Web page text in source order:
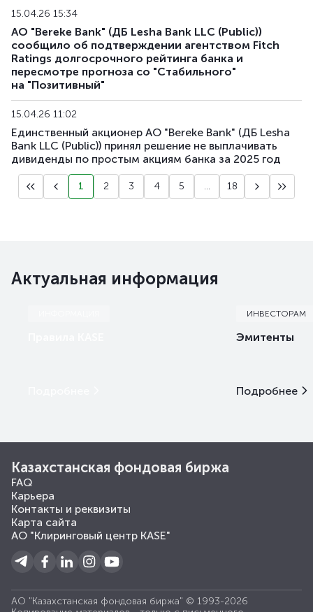
15.04.26 15:34
АО "Bereke Bank" (ДБ Lesha Bank LLC (Public))
сообщило об подтверждении агентством Fitch
Ratings долгосрочного рейтинга банка и
пересмотре прогноза со "Стабильного"
на "Позитивный"
15.04.26 11:02
Единственный акционер АО "Bereke Bank" (ДБ Lesha
Bank LLC (Public)) принял решение не выплачивать
дивиденды по простым акциям банка за 2025 год
1 2 3 4 5 ... 18
Актуальная информация
ИНВЕСТОРАМ
Эмитенты
Подробнее
Казахстанская фондовая биржа
FAQ
Карьера
Контакты и реквизиты
Карта сайта
АО "Клиринговый центр KASE"
АО "Казахстанская фондовая биржа" © 1993-2026